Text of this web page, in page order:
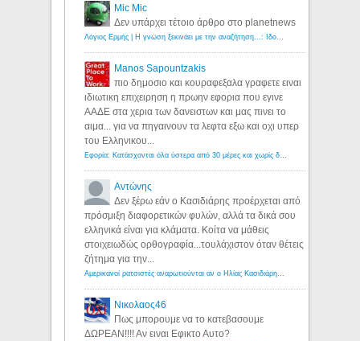
Mic Mic
Δεν υπάρχει τέτοιο άρθρο στο planetnews
Λόγιος Ερμής | Η γνώση ξεκινάει με την αναζήτηση...: Ιδού οι 18 που χρωστούν 11 δις ευρώ!
Manos Sapountzakis
πιο δημοσιο και κουραφεξαλα γραφετε ειναι
ιδιωτικη επιχειρηση η πρωην εφορια που εγινε
ΑΑΔΕ στα χερια των δανειστων και μας πινει το
αιμα... για να πηγαινουν τα λεφτα εξω και οχι υπερ
του Ελληνικου...
Εφορία: Κατάσχονται όλα ύστερα από 30 μέρες και χωρίς δικαστικές αποφάσεις - Λόγιος Ερμής
Αντώνης
Δεν ξέρω εάν ο Κασιδιάρης προέρχεται από
πρόσμιξη διαφορετικών φυλών, αλλά τα δικά σου
ελληνικά είναι για κλάματα. Κοίτα να μάθεις
στοιχειωδώς ορθογραφία...τουλάχιστον όταν θέτεις
ζήτημα για την...
Αμερικανοί ρατσιστές αναρωτιούνται αν ο Ηλίας Κασιδιάρης ανήκει στη λευκή φυλή... - Λόγιος Ερμής
Νικολαος46
Πως μπορουμε να το κατεβασουμε
ΔΩΡΕΑΝ!!!! Αν ειναι Εφικτο Αυτο?